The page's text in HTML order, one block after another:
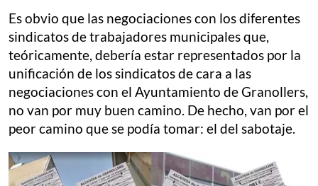
Es obvio que las negociaciones con los diferentes
sindicatos de trabajadores municipales que,
teóricamente, debería estar representados por la
unificación de los sindicatos de cara a las
negociaciones con el Ayuntamiento de Granollers,
no van por muy buen camino. De hecho, van por el
peor camino que se podía tomar: el del sabotaje.